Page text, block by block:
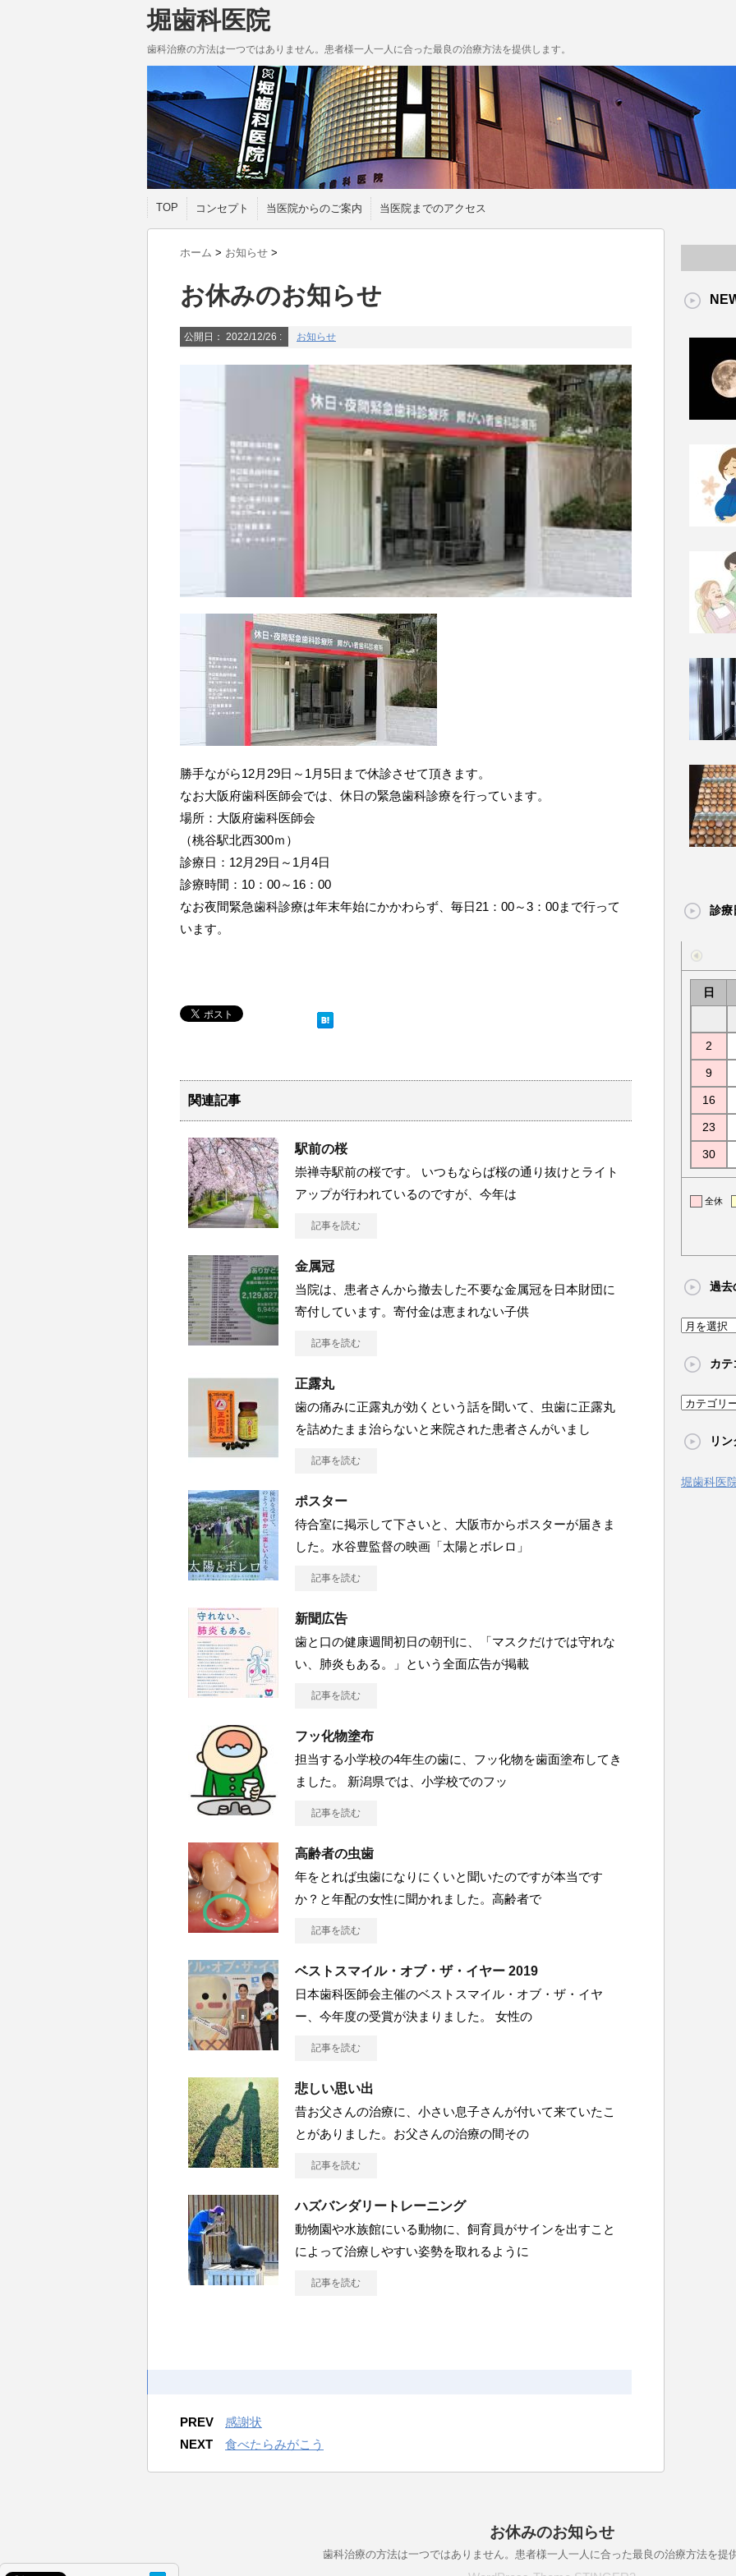
堀歯科医院
歯科治療の方法は一つではありません。患者様一人一人に合った最良の治療方法を提供します。
TOP コンセプト 当医院からのご案内 当医院までのアクセス
ホーム > お知らせ >
お休みのお知らせ
公開日： 2022/12/26 : お知らせ
勝手ながら12月29日～1月5日まで休診させて頂きます。
なお大阪府歯科医師会では、休日の緊急歯科診療を行っています。
場所：大阪府歯科医師会
（桃谷駅北西300ｍ）
診療日：12月29日～1月4日
診療時間：10：00～16：00
なお夜間緊急歯科診療は年末年始にかかわらず、毎日21：00～3：00まで行って
います。
関連記事
駅前の桜
崇禅寺駅前の桜です。 いつもならば桜の通り抜けとライト
アップが行われているのですが、今年は
記事を読む
金属冠
当院は、患者さんから撤去した不要な金属冠を日本財団に
寄付しています。寄付金は恵まれない子供
記事を読む
正露丸
歯の痛みに正露丸が効くという話を聞いて、虫歯に正露丸
を詰めたまま治らないと来院された患者さんがいまし
記事を読む
ポスター
待合室に掲示して下さいと、大阪市からポスターが届きま
した。水谷豊監督の映画「太陽とボレロ」
記事を読む
新聞広告
歯と口の健康週間初日の朝刊に、「マスクだけでは守れな
い、肺炎もある。」という全面広告が掲載
記事を読む
フッ化物塗布
担当する小学校の4年生の歯に、フッ化物を歯面塗布してき
ました。 新潟県では、小学校でのフッ
記事を読む
高齢者の虫歯
年をとれば虫歯になりにくいと聞いたのですが本当です
か？と年配の女性に聞かれました。高齢者で
記事を読む
ベストスマイル・オブ・ザ・イヤー 2019
日本歯科医師会主催のベストスマイル・オブ・ザ・イヤ
ー、今年度の受賞が決まりました。 女性の
記事を読む
悲しい思い出
昔お父さんの治療に、小さい息子さんが付いて来ていたこ
とがありました。お父さんの治療の間その
記事を読む
ハズバンダリートレーニング
動物園や水族館にいる動物に、飼育員がサインを出すこと
によって治療しやすい姿勢を取れるように
記事を読む
PREV
感謝状
NEXT
食べたらみがこう
診療
日
2
9
16
23
30
全休
過去
過
の
事
カテ
カ
ゴ
ー
リン
堀歯科医
お休みのお知らせ
歯科治療の方法は一つではありません。患者様一人一人に合った最良の治療方法を提